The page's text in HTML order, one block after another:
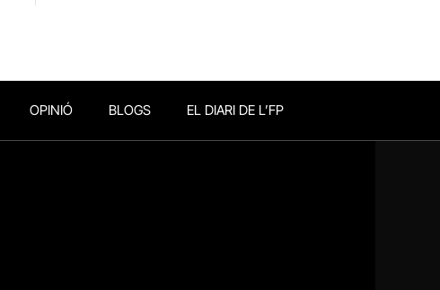
OPINIÓ BLOGS EL DIARI DE L’FP